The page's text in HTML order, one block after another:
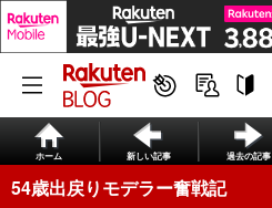
ホーム 新しい記事 過去の記事
54歳出戻りモデラー奮戦記